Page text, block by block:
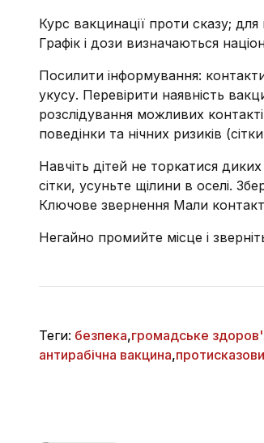
Курс вакцинації проти сказу;
Графік і дози визначаються
Посилити інформування:
укусу. Перевірити наявність
розслідування можливих
поведінки та нічних ризиків
Навчіть дітей не торкатися
сітки, усуньте щілини в оселі.
Ключове звернення Мали
Негайно промийте місце і
Теги: безпека,громадське
антирабічна вакцина,